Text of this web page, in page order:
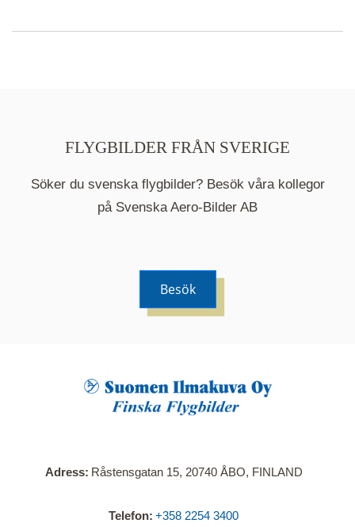
När du klickar på en serie så öppnas en ny flik.
Här visas en karta över bilder med kända
FLYGBILDER FRÅN SVERIGE
Söker du svenska flygbilder? Besök våra kollegor
på Svenska Aero-Bilder AB
Besök
Adress Råstensgatan 15, 20740 ÅBO, FINLAND
Telefon +358 2254 3400